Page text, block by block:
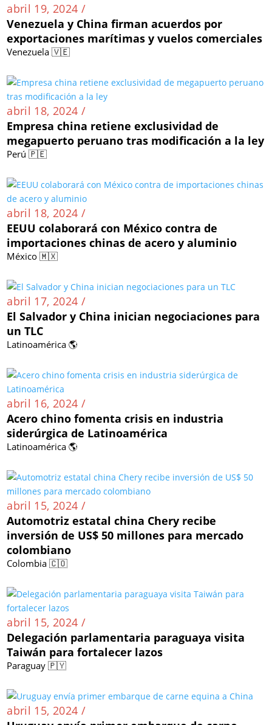
abril 19, 2024 /
Venezuela y China firman acuerdos por
exportaciones marítimas y vuelos comerciales
Venezuela 🇻🇪
abril 18, 2024 /
Empresa china retiene exclusividad de
megapuerto peruano tras modificación a la ley
Perú 🇵🇪
abril 18, 2024 /
EEUU colaborará con México contra de
importaciones chinas de acero y aluminio
México 🇲🇽
abril 17, 2024 /
El Salvador y China inician negociaciones para
un TLC
Latinoamérica 🌎
abril 16, 2024 /
Acero chino fomenta crisis en industria
siderúrgica de Latinoamérica
Latinoamérica 🌎
abril 15, 2024 /
Automotriz estatal china Chery recibe
inversión de US$ 50 millones para mercado
colombiano
Colombia 🇨🇴
abril 15, 2024 /
Delegación parlamentaria paraguaya visita
Taiwán para fortalecer lazos
Paraguay 🇵🇾
abril 15, 2024 /